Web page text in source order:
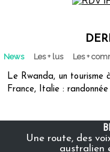
News Les + lus Les +
Le Rwanda, un tourisme
France, Italie :
Une route, des
australien